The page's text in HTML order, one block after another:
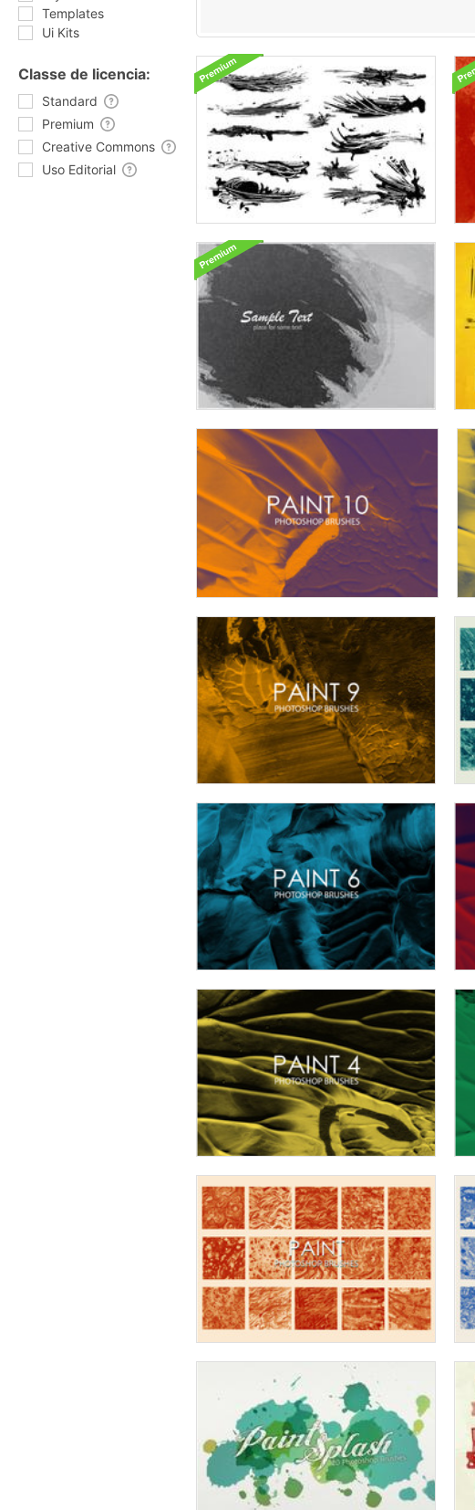
Templates
Ui Kits
Classe de licencia:
Standard
Premium
Creative Commons
Uso Editorial